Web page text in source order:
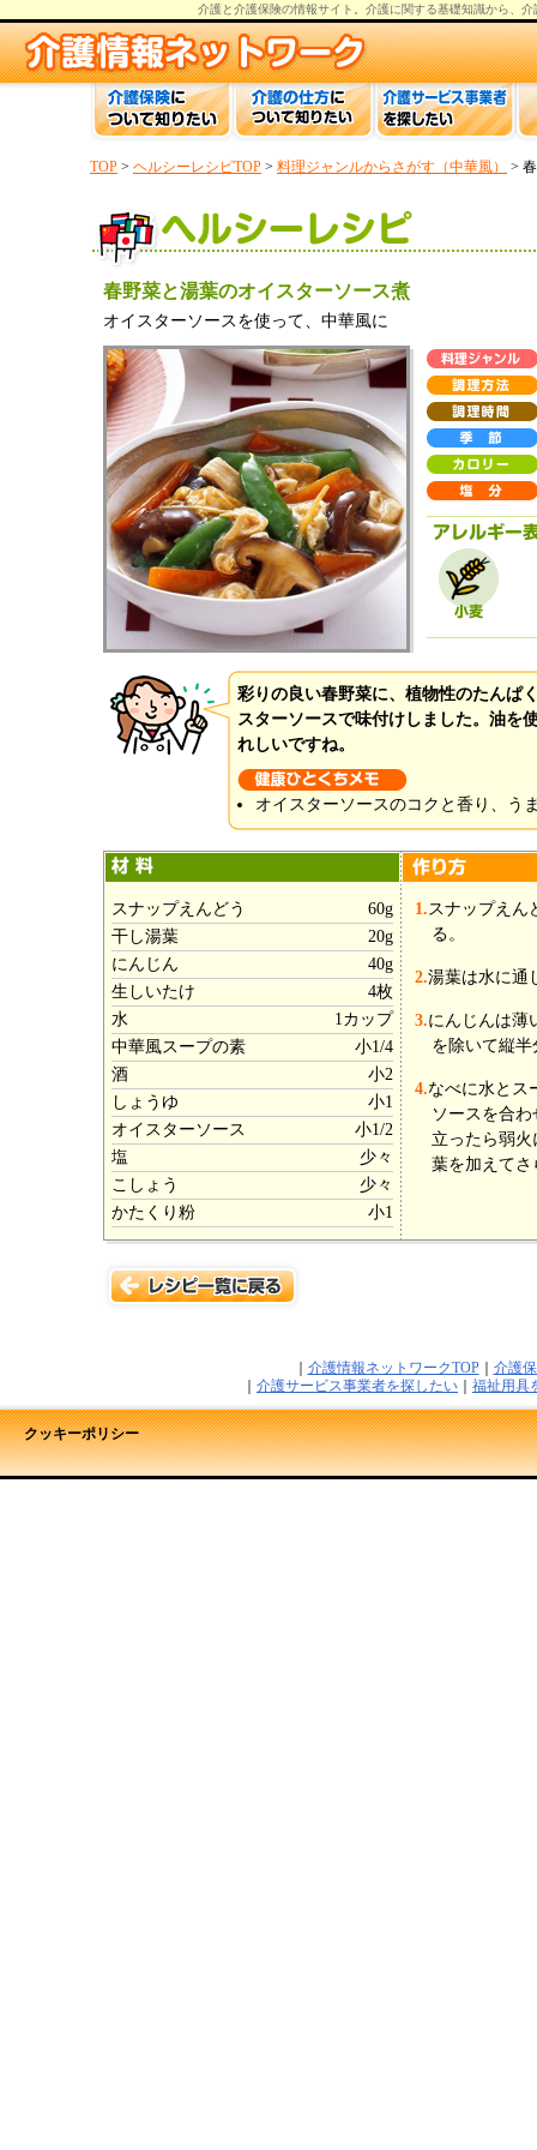
介護と介護保険の情報サイト。 介護に関する基礎知識から、 介
TOP > ヘルシーレシピTOP > 料理ジャンルからさがす（中華風） >
春野菜と湯葉のオイスターソース煮
オイスターソースを使って、中華風に
彩りの良い春野菜に、植物性のたんぱ
スターソースで味付けしました。油を
れしいですね。
オイスターソースのコクと香り、う
スナップえんどう
60g
干し湯葉
20g
にんじん
40g
生しいたけ
4枚
水
1カップ
中華風スープの素
小1/4
酒
小2
しょうゆ
小1
オイスターソース
小1/2
塩
少々
こしょう
少々
かたくり粉
小1
1.スナップえん
る。
2.湯葉は水に通
3.にんじんは薄
を除いて縦
4.なべに水とス
ソースを合
立ったら弱
葉を加えてさ
介護情報ネットワークTOP｜ 介護
介護サービス事業者を探したい 福祉用具
クッキーポリシー